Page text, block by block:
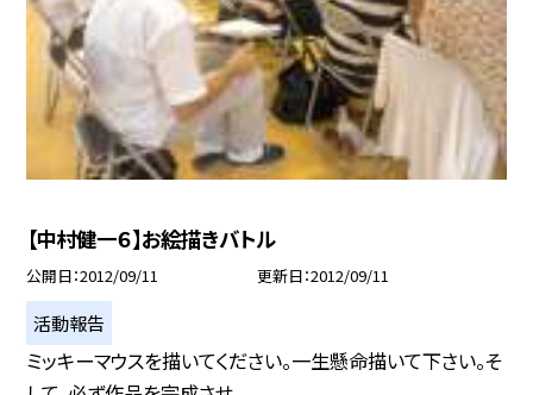
【中村健一６】お絵描きバトル
公開日 2012/09/11 更新日 2012/09/11
活動報告
ミッキーマウスを描いてください。一生懸命描いて下さい。そ